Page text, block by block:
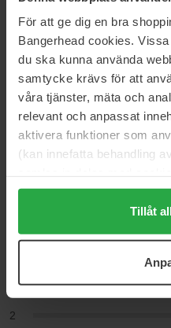
För att ge dig en bra
Bangerhead cookies.
du ska kunna använda
samtycke krävs för att
våra tjänster, mäta och
relevant och anpassat
aktivera funktioner som
(kan innefatta behandling
trycka på "Tillåt alla
medan du under "Detaljer"
cookies. Du kan när som
Tillåt
Solkräm till kroppen
Glowing Sun Oil High
Recensioner (4)Frågor &
Baserat
2